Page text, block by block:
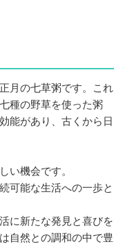
月の七草粥です。これ
種の野草を使った粥
能があり、古くから日
い機会です。
可能な生活への一歩と
に新たな発見と喜びを
自然との調和の中で豊